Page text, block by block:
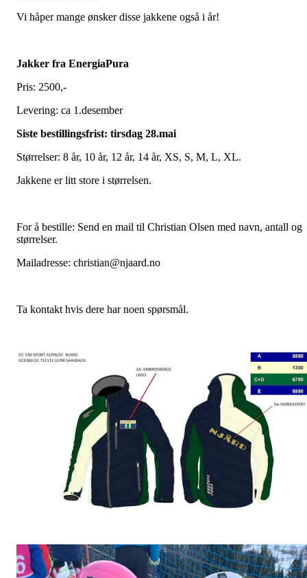
Vi håper mange ønsker disse jakkene også i år!
Jakker fra EnergiaPura
Pris: 2500,-
Levering: ca 1.desember
Siste bestillingsfrist: tirsdag 28.mai
Størrelser: 8 år, 10 år, 12 år, 14 år, XS, S, M, L, XL.
Jakkene er litt store i størrelsen.
For å bestille: Send en mail til Christian Olsen med navn, antall og
størrelser.
Mailadresse: christian@njaard.no
Ta kontakt hvis dere har noen spørsmål.